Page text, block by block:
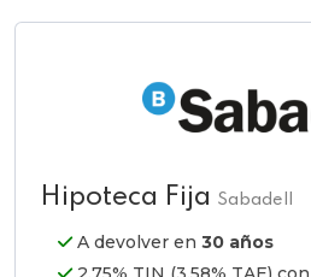
Hipoteca Fija Sabadell
A devolver en 30 años